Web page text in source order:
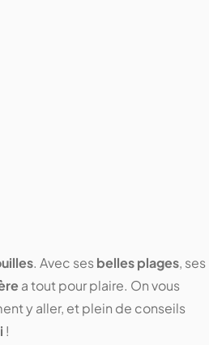
. Avec sesbelles plages, ses
a tout pour plaire. On vous
y aller, et plein de conseils
!